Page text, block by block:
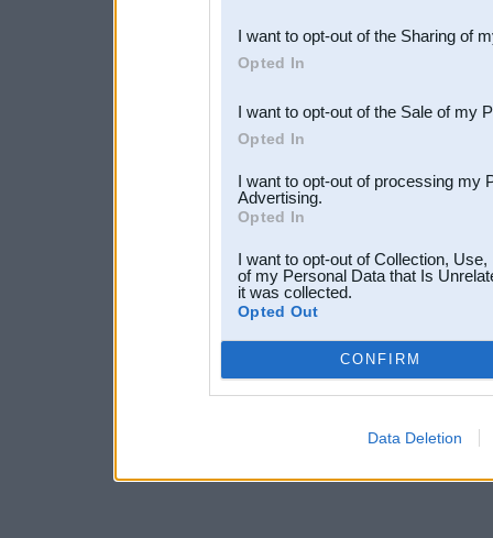
Downstream Participants
third parties.
I want to opt-out of the Sharing of
Opted In
I want to opt-out of the Sale of my
Opted In
I want to opt-out of processing my
Advertising.
Opted In
I want to opt-out of Collection,
of my Personal Data that Is
it was collected.
Opted Out
CONFIRM
Data Deletion